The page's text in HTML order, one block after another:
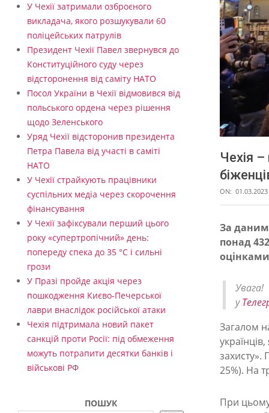
Чехія
ON: 01.03.2023
Ч
е
х
я
–
н
а
п
За
понад
у
Загалом
захисту».
25%). На
При
У Чехії затримали озброєного
викладача, якого розшукували 60
поліцейських патрулів
Президент Чехії Павел звернувся до
Конституційного суду через
відсторонення від саміту НАТО
Посол України в Чехії відмовився від
польського ордена через рішення
щодо Зеленського
Уряд Чехії відсторонив президента
Петра Павела від участі в саміті
НАТО
У Чехії страйкують працівники
суспільних медіа через скорочення
фінансування
У Чехії зафіксували перший цього
року «супертропічний» день:
попереду спека до 35 °C і сильні
грози
У Празі пройде акція через
пошкодження Києво-Печерської
лаври внаслідок російської атаки
Чехія підтримала новий пакет
санкцій проти Росії: під обмеження
можуть потрапити десятки банків і
військові РФ
ПОШУК